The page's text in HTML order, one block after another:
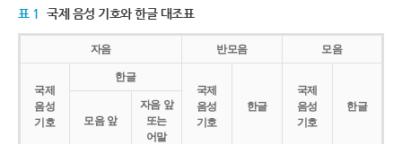
표 1 국제 음성 기호와 한글 대조표
자음 반모음 모음
국제
음성
기호
한글
국제
음성
기호
한글
국제
음성
기호
한글
모음 앞
자음 앞
또는
어말